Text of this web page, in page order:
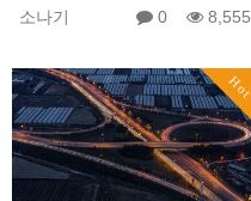
소나기 0 8,555
Hot